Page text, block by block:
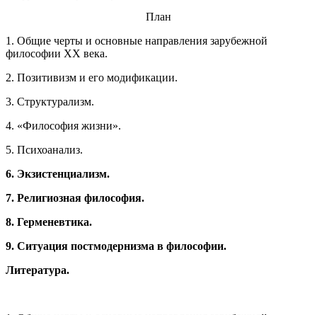
План
1. Общие черты и основные направления зарубежной
философии ХХ века.
2. Позитивизм и его модификации.
3. Структурализм.
4. «Философия жизни».
5. Психоанализ.
6. Экзистенциализм.
7. Религиозная философия.
8. Герменевтика.
9. Ситуация постмодернизма в философии.
Литература.